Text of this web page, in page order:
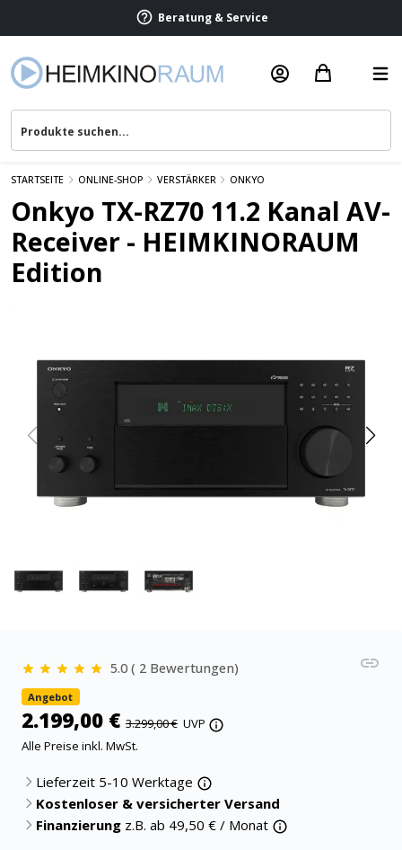
Beratung & Service
STARTSEITE ONLINE-SHOP VERSTÄRKER ONKYO
Onkyo TX-RZ70 11.2 Kanal AV-
Receiver - HEIMKINORAUM
Edition
5.0 ( 2 Bewertungen)
Angebot
2.199,00 € 3.299,00 € UVP
Alle Preise inkl. MwSt.
Lieferzeit 5-10 Werktage
Kostenloser & versicherter Versand
Finanzierung z.B. ab 49,50 € / Monat